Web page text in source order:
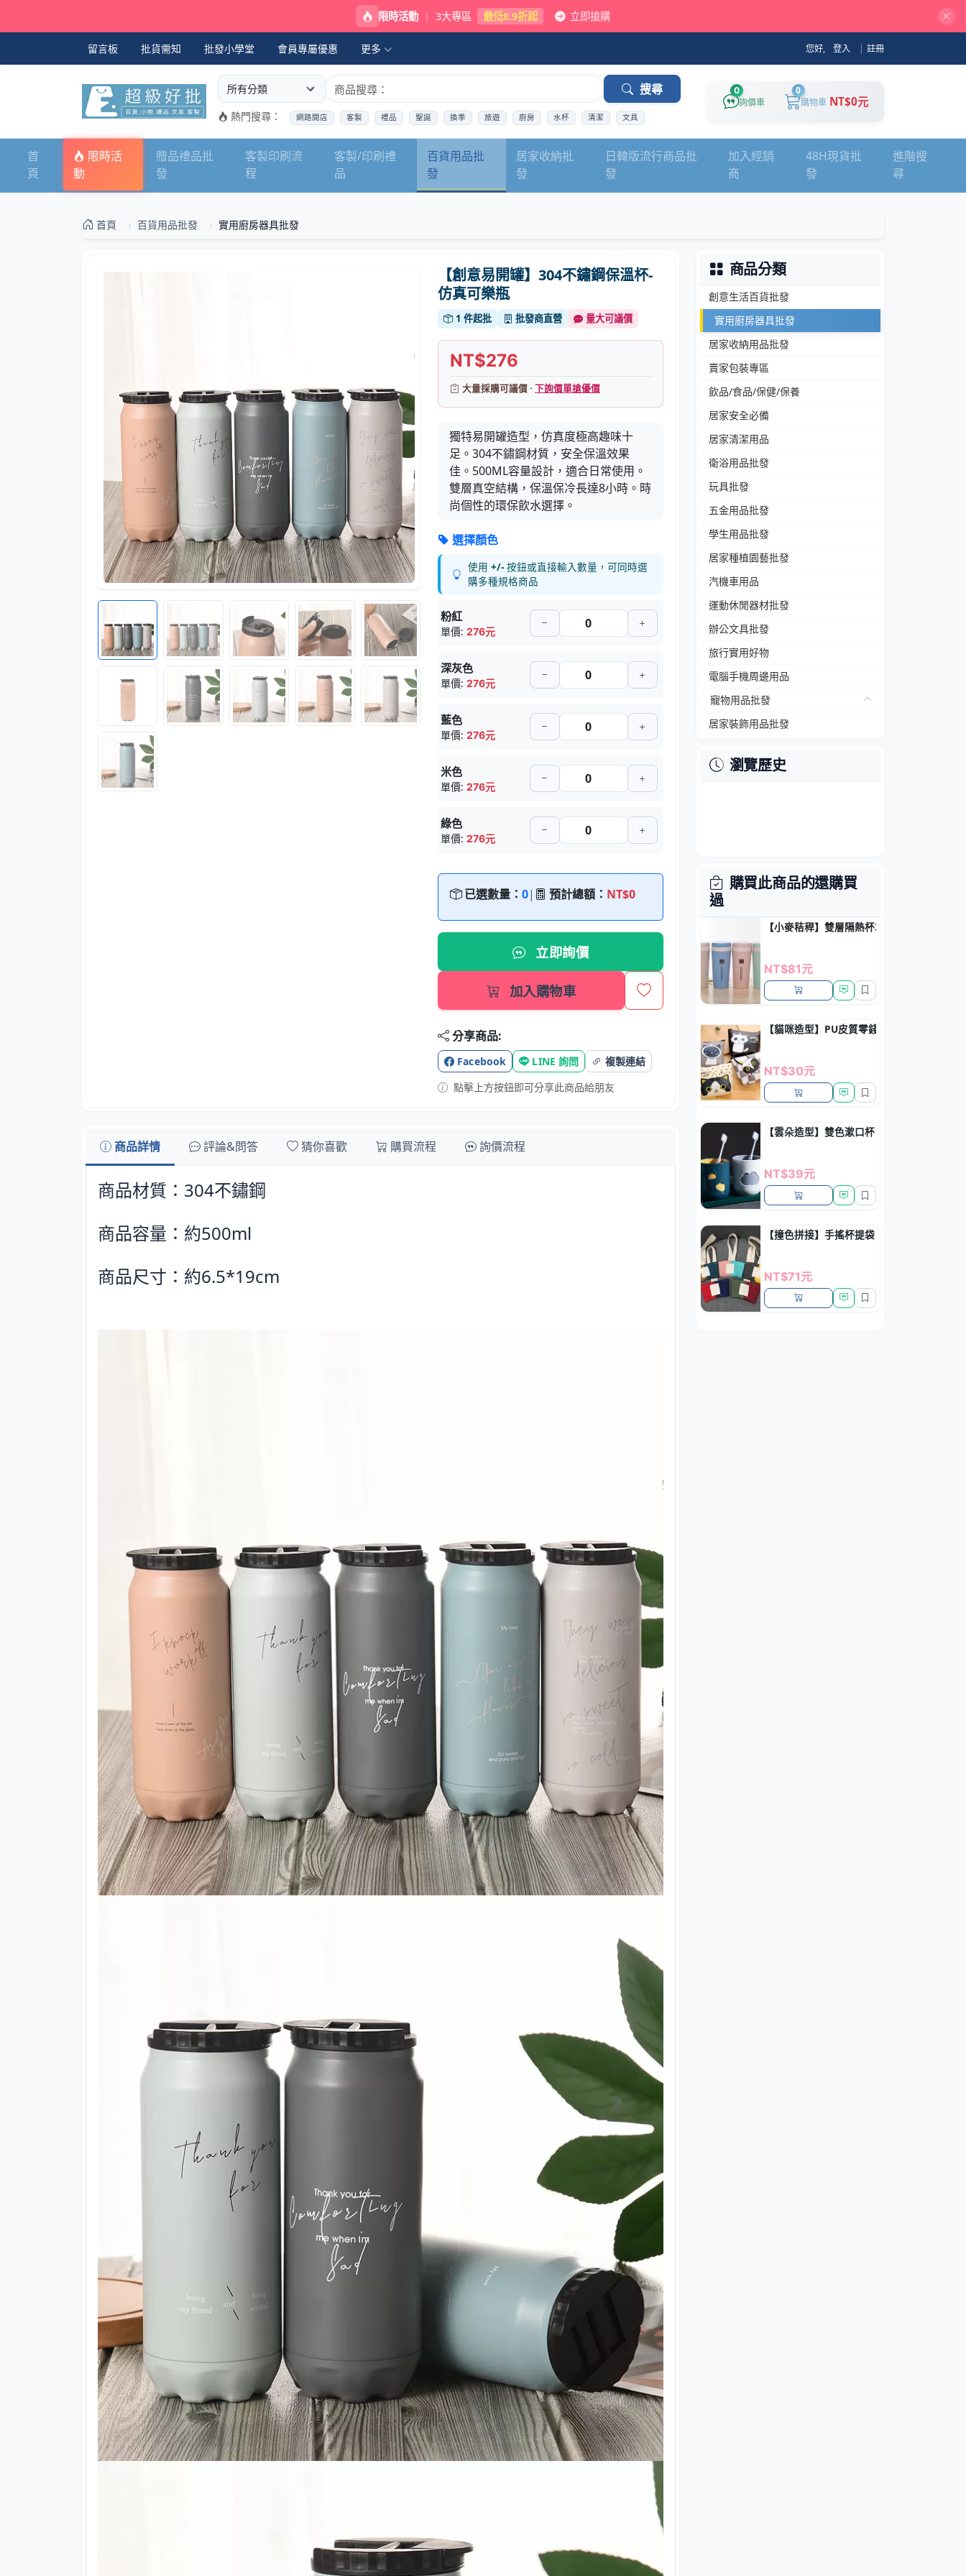
限時活動 | 3大專區 最低8.9折起 立即搶購
留言板 批貨需知 批發小學堂 會員專屬優惠 更多 您好, 登入 | 註冊
選擇商品分類
搜尋商品關鍵字 搜尋
熱門搜尋： 網路開店 客製 禮品 聖誕 換季 旅遊 廚房 水杯 清潔 文具
0
詢價車
0
購物車 NT$0元
首
頁
限時活
動
贈品禮品批
發
客製印刷流
程
客製/印刷禮
品
百貨用品批
發
居家收納批
發
日韓版流行商品批
發
加入經銷
商
48H現貨批
發
進階搜
尋
首頁 百貨用品批發 實用廚房器具批發
【創意易開罐】304不鏽鋼保溫杯-
仿真可樂瓶
1 件起批 批發商直營 量大可議價
NT$276
大量採購可議價 ·下詢價單搶優價
獨特易開罐造型，仿真度極高趣味十
足。304不鏽鋼材質，安全保溫效果
佳。500ML容量設計，適合日常使用。
雙層真空結構，保溫保冷長達8小時。時
尚個性的環保飲水選擇。
選擇顏色
使用+/- 按鈕或直接輸入數量，可同時選
購多種規格商品
粉紅
單價:276元
深灰色
單價:276元
藍色
單價:276元
米色
單價:276元
綠色
單價:276元
已選數量：0| 預計總額： NT$0
立即詢價
加入購物車
分享商品:
Facebook LINE 詢問
複製連結
點擊上方按鈕即可分享此商品給朋友
商品詳情 評論&問答 猜你喜歡 購買流程 詢價流程
商品材質：304不鏽鋼
商品容量：約500ml
商品尺寸：約6.5*19cm
商品分類
創意生活百貨批發
實用廚房器具批發
居家收納用品批發
賣家包裝專區
飲品/食品/保健/保養
居家安全必備
居家清潔用品
衛浴用品批發
玩具批發
五金用品批發
學生用品批發
居家種植園藝批發
汽機車用品
運動休閒器材批發
辦公文具批發
旅行實用好物
電腦手機周邊用品
寵物用品批發
居家裝飾用品批發
瀏覽歷史
購買此商品的還購買
過
【小麥秸稈】雙層隔熱杯300ml - 環保無毒
NT$81元
【貓咪造型】PU皮質零錢包 - 多功能鑰匙小
NT$30元
【雲朵造型】雙色漱口杯 - 浪漫情侶洗漱
NT$39元
【撞色拼接】手搖杯提袋 - 摺疊環保杯套
NT$71元